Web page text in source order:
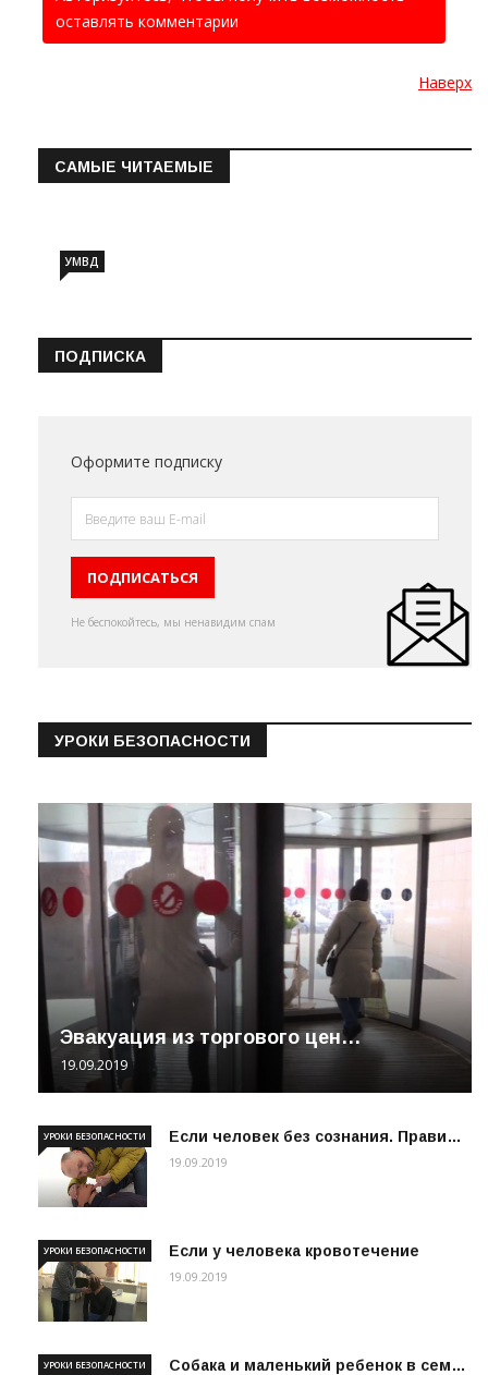
оставлять комментарии
Наверх
САМЫЕ ЧИТАЕМЫЕ
УМВД
ПОДПИСКА
Оформите подписку
Не беспокойтесь, мы ненавидим спам
УРОКИ БЕЗОПАСНОСТИ
Эвакуация из торгового цен…
19.09.2019
Если человек без сознания. Прави…
УРОКИ БЕЗОПАСНОСТИ
19.09.2019
Если у человека кровотечение
УРОКИ БЕЗОПАСНОСТИ
19.09.2019
Собака и маленький ребенок в сем…
УРОКИ БЕЗОПАСНОСТИ